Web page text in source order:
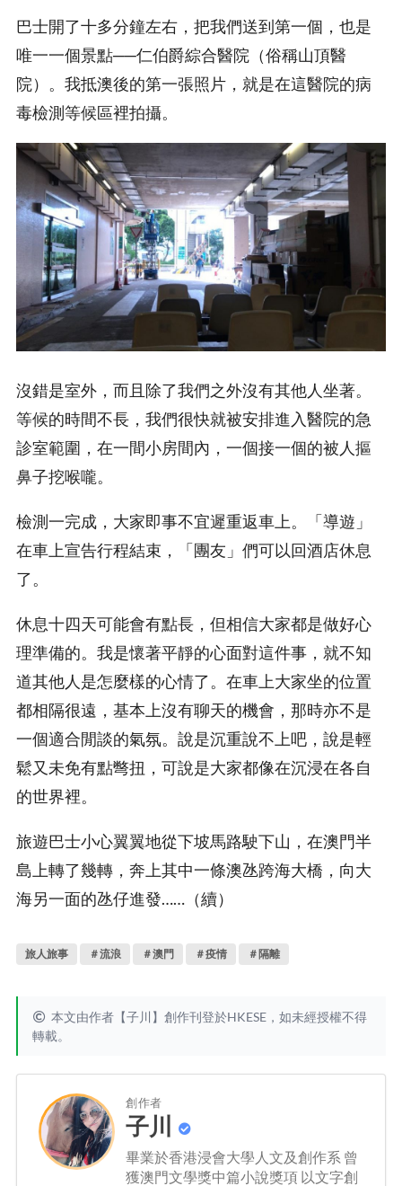
巴士開了十多分鐘左右，把我們送到第一個，也是
唯一一個景點──仁伯爵綜合醫院（俗稱山頂醫
院）。我抵澳後的第一張照片，就是在這醫院的病
毒檢測等候區裡拍攝。
沒錯是室外，而且除了我們之外沒有其他人坐著。
等候的時間不長，我們很快就被安排進入醫院的急
診室範圍，在一間小房間內，一個接一個的被人摳
鼻子挖喉嚨。
檢測一完成，大家即事不宜遲重返車上。「導遊」
在車上宣告行程結束，「團友」們可以回酒店休息
了。
休息十四天可能會有點長，但相信大家都是做好心
理準備的。我是懷著平靜的心面對這件事，就不知
道其他人是怎麼樣的心情了。在車上大家坐的位置
都相隔很遠，基本上沒有聊天的機會，那時亦不是
一個適合閒談的氣氛。說是沉重說不上吧，說是輕
鬆又未免有點彆扭，可說是大家都像在沉浸在各自
的世界裡。
旅遊巴士小心翼翼地從下坡馬路駛下山，在澳門半
島上轉了幾轉，奔上其中一條澳氹跨海大橋，向大
海另一面的氹仔進發……（續）
旅人旅事 ＃流浪 ＃澳門 ＃疫情 ＃隔離
本文由作者【子川】創作刊登於HKESE，如未經授權不得
轉載。
創作者
子川
畢業於香港浸會大學人文及創作系 曾
獲澳門文學獎中篇小說獎項 以文字創